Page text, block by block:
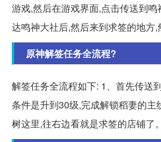
游戏,然后在游戏界面,点击传送到
达鸣神大社后,然后来到求签的地方,
原神解签任务全流程?
解签任务全流程如下: 1、首先传送
条件是升到30级,完成解锁稻妻的主
树这里,往右边看就是求签的店铺了